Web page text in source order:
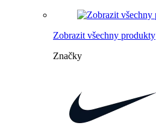
Zobrazit všechny produkty
Značky